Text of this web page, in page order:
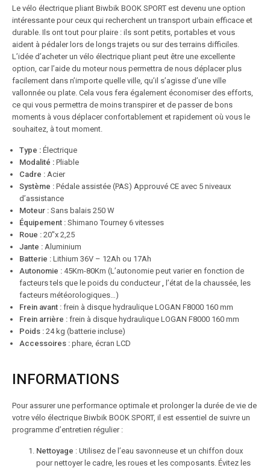
Le vélo électrique pliant Biwbik BOOK SPORT est devenu une option
intéressante pour ceux qui recherchent un transport urbain efficace et
durable. Ils ont tout pour plaire : ils sont petits, portables et vous
aident à pédaler lors de longs trajets ou sur des terrains difficiles.
L’idée d’acheter un vélo électrique pliant peut être une excellente
option, car l’aide du moteur nous permettra de nous déplacer plus
facilement dans n’importe quelle ville, qu’il s’agisse d’une ville
vallonnée ou plate. Cela vous fera également économiser des efforts,
ce qui vous permettra de moins transpirer et de passer de bons
moments à vous déplacer confortablement et rapidement où vous le
souhaitez, à tout moment.
Type : Électrique
Modalité : Pliable
Cadre : Acier
Système : Pédale assistée (PAS) Approuvé CE avec 5 niveaux
d’assistance
Moteur : Sans balais 250 W
Équipement : Shimano Tourney 6 vitesses
Roue : 20″x 2,25
Jante : Aluminium
Batterie : Lithium 36V – 12Ah ou 17Ah
Autonomie : 45Km-80Km (L’autonomie peut varier en fonction de
facteurs tels que le poids du conducteur, l’état de la chaussée, les
facteurs météorologiques…)
Frein avant : frein à disque hydraulique LOGAN F8000 160 mm
Frein arrière : frein à disque hydraulique LOGAN F8000 160 mm
Poids : 24 kg (batterie incluse)
Accessoires : phare, écran LCD
INFORMATIONS
Pour assurer une performance optimale et prolonger la durée de vie de
votre vélo électrique Biwbik BOOK SPORT, il est essentiel de suivre un
programme d’entretien régulier :
Nettoyage : Utilisez de l’eau savonneuse et un chiffon doux
pour nettoyer le cadre, les roues et les composants. Évitez les